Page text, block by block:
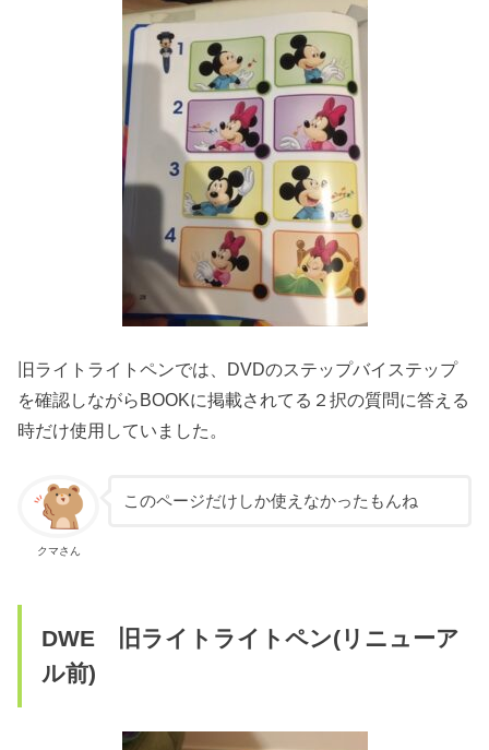
旧ライトライトペンでは、DVDのステップバイステップ
を確認しながらBOOKに掲載されてる２択の質問に答える
時だけ使用していました。
クマさん
このページだけしか使えなかったもんね
DWE 旧ライトライトペン(リニューア
ル前)